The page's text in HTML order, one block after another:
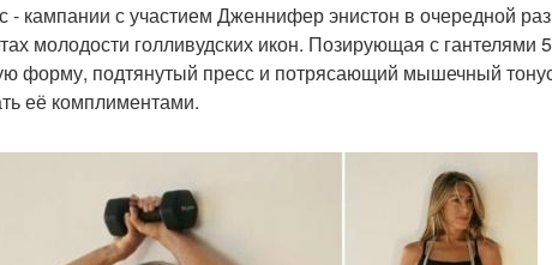
кампании с участием Дженнифер энистон в очередной
молодости голливудских икон. Позирующая с гантелями
форму, подтянутый пресс и потрясающий мышечный
её комплиментами.